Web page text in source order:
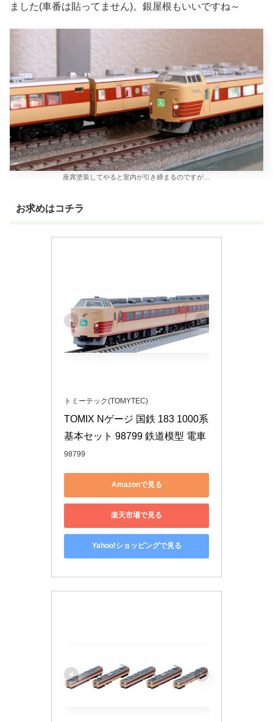
ました(車番は貼ってません)。銀屋根もいいですね～
座席塗装してやると室内が引き締まるのですが…
お求めはコチラ
トミーテック(TOMYTEC)
TOMIX Nゲージ 国鉄 183 1000系
基本セット 98799 鉄道模型 電車
98799
Amazonで見る
楽天市場で見る
Yahoo!ショッピングで見る